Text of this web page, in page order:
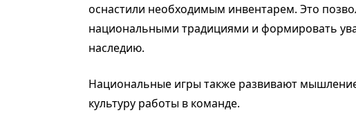
оснастили необходимым инвентарем. Это
национальными традициями и формировать
наследию.
Национальные игры также развивают
культуру работы в команде.